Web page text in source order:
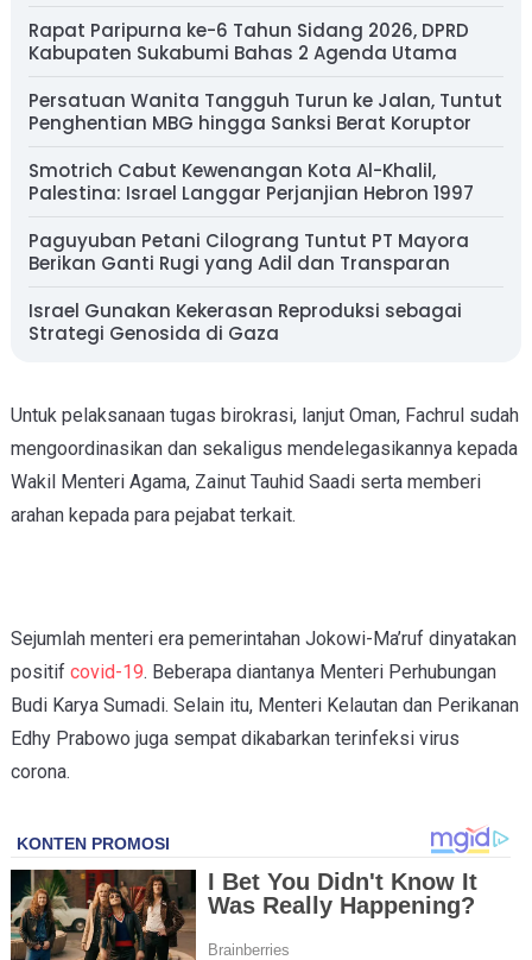
Rapat Paripurna ke-6 Tahun Sidang 2026, DPRD
Kabupaten Sukabumi Bahas 2 Agenda Utama
Persatuan Wanita Tangguh Turun ke Jalan, Tuntut
Penghentian MBG hingga Sanksi Berat Koruptor
Smotrich Cabut Kewenangan Kota Al-Khalil,
Palestina: Israel Langgar Perjanjian Hebron 1997
Paguyuban Petani Cilograng Tuntut PT Mayora
Berikan Ganti Rugi yang Adil dan Transparan
Israel Gunakan Kekerasan Reproduksi sebagai
Strategi Genosida di Gaza
Untuk pelaksanaan tugas birokrasi, lanjut Oman, Fachrul sudah
mengoordinasikan dan sekaligus mendelegasikannya kepada
Wakil Menteri Agama, Zainut Tauhid Saadi serta memberi
arahan kepada para pejabat terkait.
Sejumlah menteri era pemerintahan Jokowi-Ma’ruf dinyatakan
positif covid-19. Beberapa diantanya Menteri Perhubungan
Budi Karya Sumadi. Selain itu, Menteri Kelautan dan Perikanan
Edhy Prabowo juga sempat dikabarkan terinfeksi virus
corona.